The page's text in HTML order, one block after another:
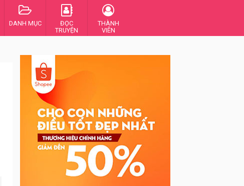
DANH MỤC
ĐỌC
TRUYỆN
THÀNH
VIÊN